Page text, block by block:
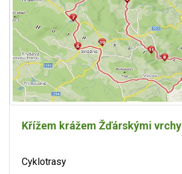
Křížem krážem Žďárskými vrchy
Cyklotrasy